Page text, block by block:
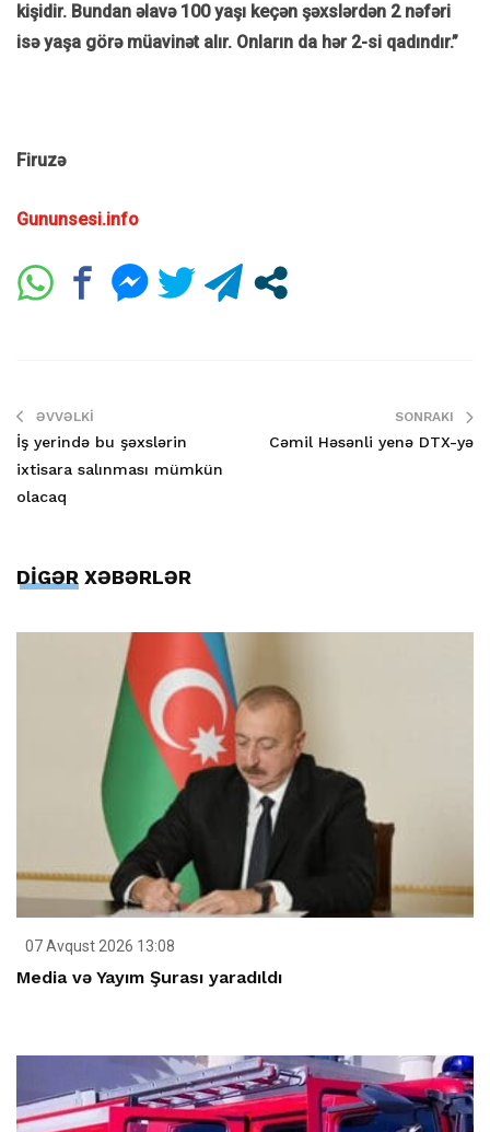
kişidir. Bundan əlavə 100 yaşı keçən şəxslərdən 2 nəfəri
isə yaşa görə müavinət alır. Onların da hər 2-si qadındır.”
Firuzə
Gununsesi.info
ƏVVƏLKI
İş yerində bu şəxslərin
ixtisara salınması mümkün
olacaq
SONRAKI
Cəmil Həsənli yenə DTX-yə
DİGƏR XƏBƏRLƏR
07 Avqust 2026 13:08
Media və Yayım Şurası yaradıldı